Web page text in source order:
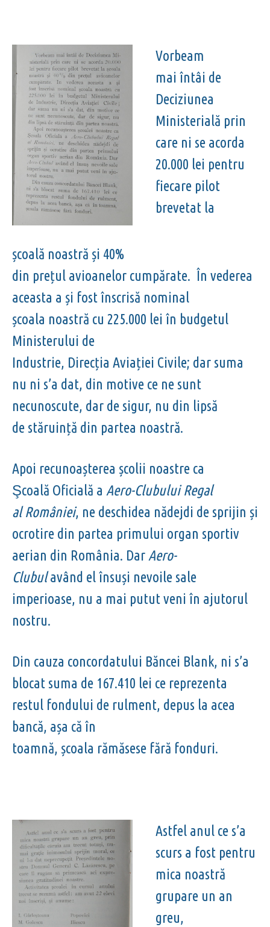
Vorbeam
mai întâi de
Deciziunea
Ministerială prin
care ni se acorda
20.000 lei pentru
fiecare pilot
brevetat la
școală noastră și 40%
din prețul avioanelor cumpărate. În vederea
aceasta a și fost înscrisă nominal
școala noastră cu 225.000 lei în budgetul
Ministerului de
Industrie, Direcția Aviației Civile; dar suma
nu ni s’a dat, din motive ce ne sunt
necunoscute, dar de sigur, nu din lipsă
de stăruință din partea noastră.
Apoi recunoașterea școlii noastre ca
Şcoală Oficială a Aero-Clubului Regal
alRomâniei, ne deschidea nădejdi de sprijin și
ocrotire din partea primului organ sportiv
aerian din România. Dar Aero-
Clubulavând el însuși nevoile sale
imperioase, nu a mai putut veni în ajutorul
nostru.
Din cauza concordatului Băncei Blank, ni s’a
blocat suma de 167.410 lei ce reprezenta
restul fondului de rulment, depus la acea
bancă, așa că în
toamnă, școala rămăsese fără fonduri.
Astfel anul ce s’a
scurs a fost pentru
mica noastră
grupare un an
greu,